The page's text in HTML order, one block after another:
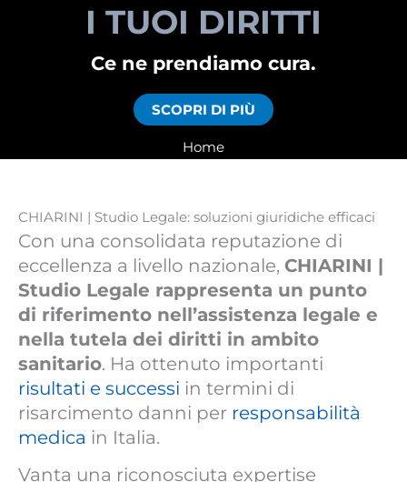
I TUOI DIRITTI
Ce ne prendiamo cura.
SCOPRI DI PIÙ
Home
CHIARINI | Studio Legale: soluzioni giuridiche efficaci
Con una consolidata reputazione di
eccellenza a livello nazionale, CHIARINI |
Studio Legale rappresenta un punto
di riferimento nell’assistenza legale e
nella tutela dei diritti in ambito
sanitario. Ha ottenuto importanti
risultati e successi in termini di
risarcimento danni per responsabilità
medica in Italia.
Vanta una riconosciuta expertise